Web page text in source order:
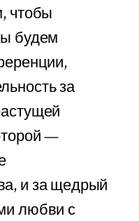
чтобы
будем
за
—
и за щедрый
любви с